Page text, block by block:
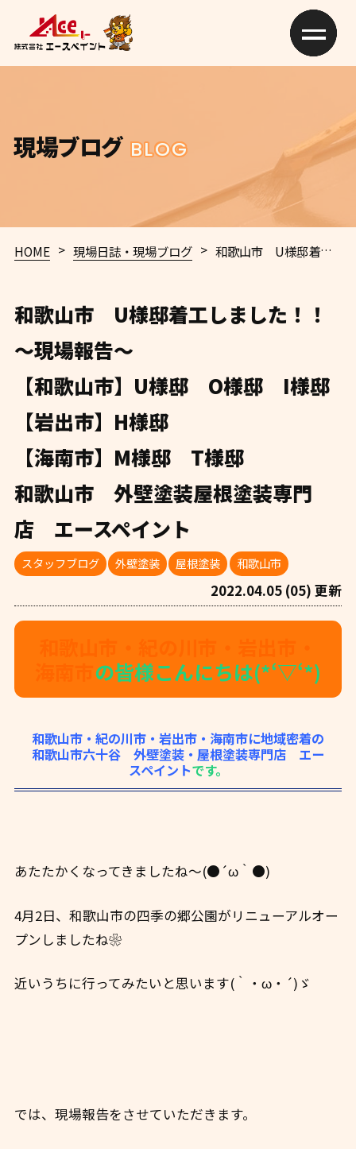
現場ブログ BLOG
HOME > 現場日誌・現場ブログ > 和歌山市 U様邸着工しました！！
和歌山市 U様邸着工しました！！
〜現場報告〜
【和歌山市】U様邸 O様邸 I様邸
【岩出市】H様邸
【海南市】M様邸 T様邸
和歌山市 外壁塗装屋根塗装専門
店 エースペイント
スタッフブログ 外壁塗装 屋根塗装 和歌山市
2022.04.05 (05) 更新
の皆様こんにちは(*‘▽‘*)
和歌山市・紀の川市・岩出市・海南市に地域密着の
和歌山市六十谷 外壁塗装・屋根塗装専門店 エー
スペイントです。
あたたかくなってきましたね〜(●´ω｀●)
4月2日、和歌山市の四季の郷公園がリニューアルオー
プンしましたね❀
近いうちに行ってみたいと思います(｀・ω・´)ゞ
では、現場報告をさせていただきます。